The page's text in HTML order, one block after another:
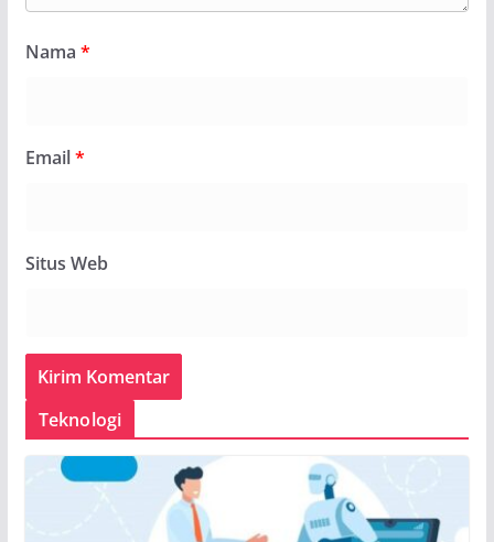
Nama *
Email*
Situs Web
Teknologi